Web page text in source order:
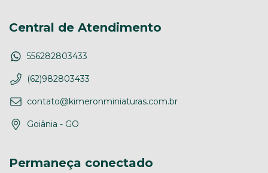
Central de Atendimento
556282803433
(62)982803433
contato@kimeronminiaturas.com.br
Goiânia - GO
Permaneça conectado